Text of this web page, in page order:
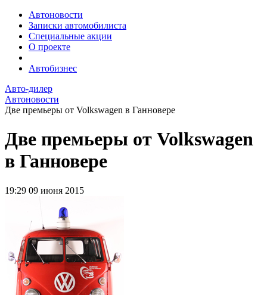
Автоновости
Записки автомобилиста
Специальные акции
О проекте
Автобизнес
Авто-дилер
Автоновости
Две премьеры от Volkswagen в Ганновере
Две премьеры от Volkswagen
в Ганновере
19:29 09 июня 2015